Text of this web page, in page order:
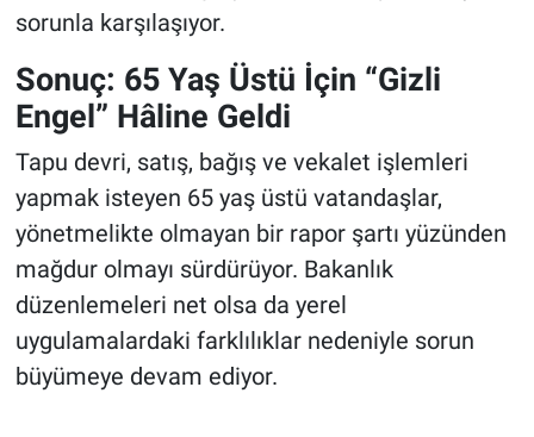
sorunla karşılaşıyor.
Sonuç: 65 Yaş Üstü İçin “Gizli
Engel” Hâline Geldi
Tapu devri, satış, bağış ve vekalet işlemleri
yapmak isteyen 65 yaş üstü vatandaşlar,
yönetmelikte olmayan bir rapor şartı yüzünden
mağdur olmayı sürdürüyor. Bakanlık
düzenlemeleri net olsa da yerel
uygulamalardaki farklılıklar nedeniyle sorun
büyümeye devam ediyor.